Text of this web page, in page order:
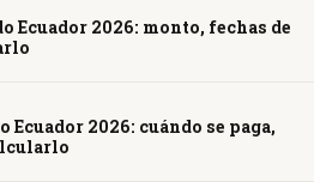
Ecuador 2026: monto, fechas de
Ecuador 2026: cuándo se paga,